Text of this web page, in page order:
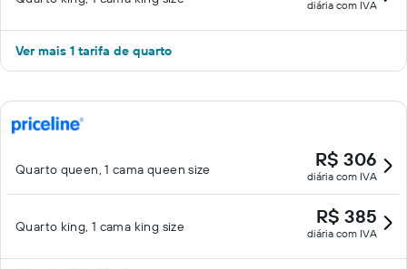
diária com IVA
Ver mais 1 tarifa de quarto
Quarto queen, 1 cama queen size R$ 306
diária com IVA
Quarto king, 1 cama king size R$ 385
diária com IVA